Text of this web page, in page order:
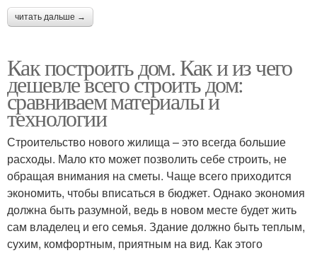
читать дальше →
Как построить дом. Как и из чего
дешевле всего строить дом:
сравниваем материалы и
технологии
Строительство нового жилища – это всегда большие
расходы. Мало кто может позволить себе строить, не
обращая внимания на сметы. Чаще всего приходится
экономить, чтобы вписаться в бюджет. Однако экономия
должна быть разумной, ведь в новом месте будет жить
сам владелец и его семья. Здание должно быть теплым,
сухим, комфортным, приятным на вид. Как этого